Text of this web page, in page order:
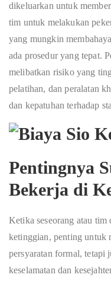
dikeluarkan untuk
tim untuk melakukan
yang mungkin
ada prosedur yang tepat.
melibatkan risiko yang
pelatihan, dan peralatan
dan kepatuhan terhadap
Pentingnya
Bekerja di
Ketika seseorang atau
ketinggian, penting untuk
persyaratan formal, tetapi
keselamatan dan